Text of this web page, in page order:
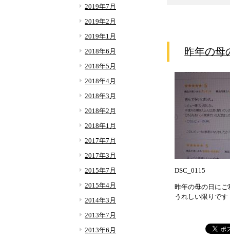
昨年の母
DSC_0115
昨年の母の日に
うれしい限りです
2019年7月
2019年2月
2019年1月
2018年6月
2018年5月
2018年4月
2018年3月
2018年2月
2018年1月
2017年7月
2017年3月
2015年7月
2015年4月
2014年3月
2013年7月
2013年6月